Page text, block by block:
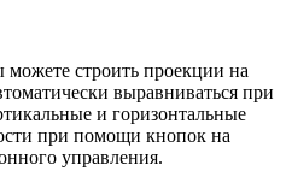
строить проекции на
выравниваться при
и горизонтальные
при помощи кнопок на
управления.